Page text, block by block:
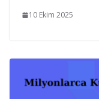
10 Ekim 2025